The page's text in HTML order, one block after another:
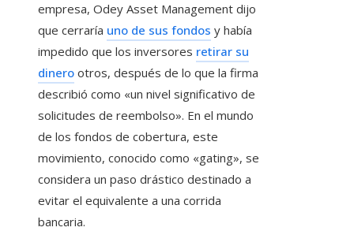
empresa, Odey Asset Management dijo
que cerraría uno de sus fondos y había
impedido que los inversores retirar su
dinero otros, después de lo que la firma
describió como «un nivel significativo de
solicitudes de reembolso». En el mundo
de los fondos de cobertura, este
movimiento, conocido como «gating», se
considera un paso drástico destinado a
evitar el equivalente a una corrida
bancaria.